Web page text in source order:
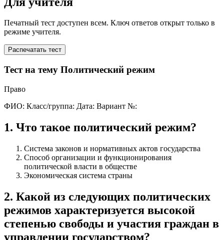
Печатный тест доступен всем. Ключ ответов открыт только в
режиме учителя.
Распечатать тест
Тест на тему Политический режим
Право
ФИО: Класс/группа: Дата: Вариант №:
1. Что такое политический режим?
Система законов и нормативных актов государства
Способ организации и функционирования
политической власти в обществе
Экономическая система страны
2. Какой из следующих политических
режимов характеризуется высокой
степенью свободы и участия граждан в
управлении государством?